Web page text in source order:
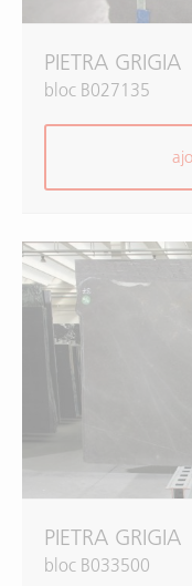
PIETRA GRIGIA
bloc B027135
PIETRA GRIGIA
bloc B033500